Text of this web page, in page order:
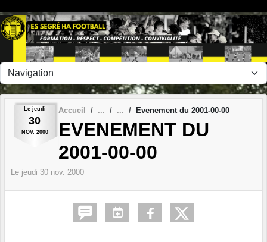
Le jeudi
30
NOV. 2000
Accueil Evenement du 2001-00-00
EVENEMENT DU
2001-00-00
Le jeudi 30 nov. 2000